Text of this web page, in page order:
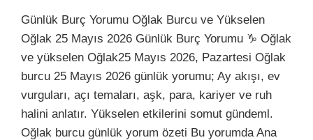
Günlük Burç Yorumu Oğlak Burcu ve Yükselen
Oğlak 25 Mayıs 2026 Günlük Burç Yorumu ♑ Oğlak
ve yükselen Oğlak25 Mayıs 2026, Pazartesi Oğlak
burcu 25 Mayıs 2026 günlük yorumu; Ay akışı, ev
vurguları, açı temaları, aşk, para, kariyer ve ruh
halini anlatır. Yükselen etkilerini somut gündeml.
Oğlak burcu günlük yorum özeti Bu yorumda Ana